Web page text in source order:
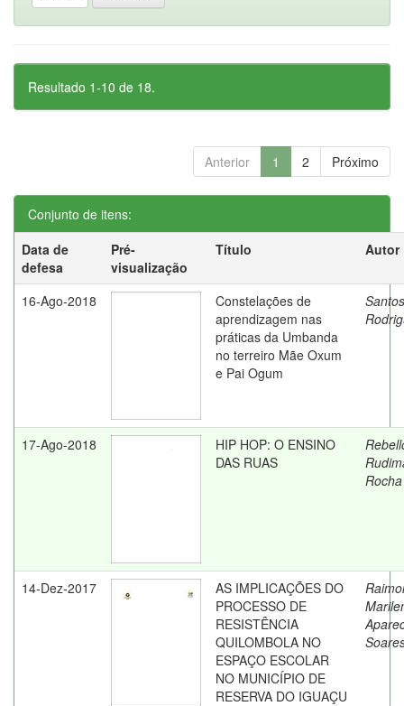
Resultado 1-10 de 18.
Anterior 1 2 Próximo
Conjunto de itens:
Data de
defesa
Pré-
visualização
Título Autor
16-Ago-2018
Constelações de
aprendizagem nas
práticas da Umbanda
no terreiro Mãe Oxum
e Pai Ogum
17-Ago-2018
HIP HOP: O ENSINO
DAS RUAS
14-Dez-2017
AS IMPLICAÇÕES DO
PROCESSO DE
RESISTÊNCIA
QUILOMBOLA NO
ESPAÇO ESCOLAR
NO MUNICÍPIO DE
RESERVA DO IGUAÇU